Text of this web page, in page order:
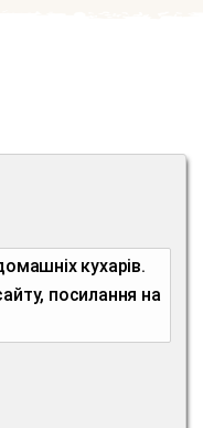
кухарів.
посилання на